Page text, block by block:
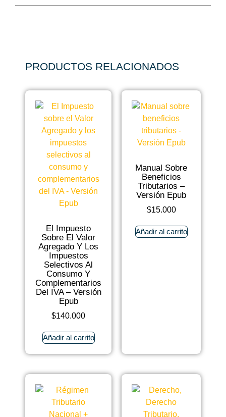
PRODUCTOS RELACIONADOS
El Impuesto
Sobre El Valor
Agregado Y Los
Impuestos
Selectivos Al
Consumo Y
Complementarios
Del IVA – Versión
Epub
$140.000
Añadir al carrito
Manual Sobre
Beneficios
Tributarios –
Versión Epub
$15.000
Añadir al carrito